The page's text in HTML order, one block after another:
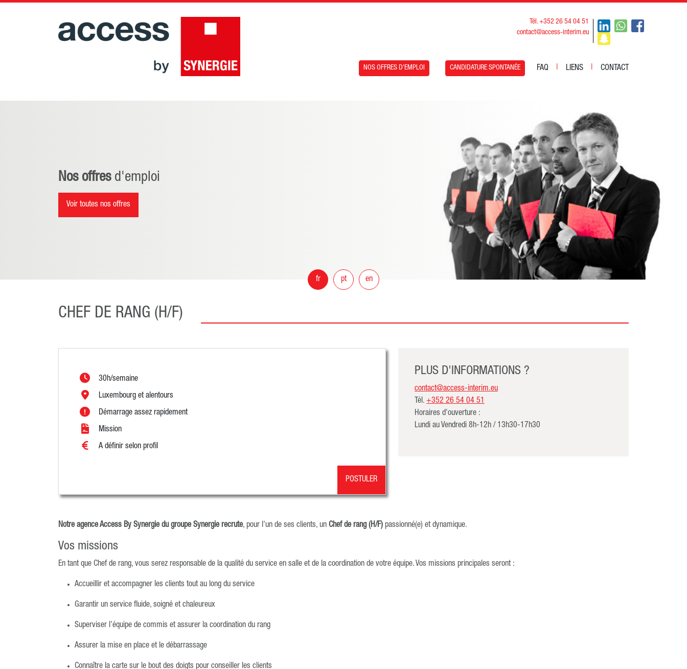
Tél. +352 26 54 04 51
contact@access-interim.eu
NOS OFFRES D'EMPLOI CANDIDATURE SPONTANÉE FAQ | LIENS | CONTACT
Nos offresd'emploi
Voir toutes nos offres
fr pt en
CHEF DE RANG (H/F)
30h/semaine
Luxembourg et alentours
Démarrage assez rapidement
Mission
A définir selon profil
POSTULER
PLUS D'INFORMATIONS ?
contact@access-interim.eu
Tél. +352 26 54 04 51
Horaires d'ouverture :
Lundi au Vendredi 8h-12h / 13h30-17h30
Notre agence Access By Synergie du groupe Synergie recrute, pour l’un de ses clients, un Chef de rang (H/F) passionné(e) et dynamique.
Vos missions
En tant que Chef de rang, vous serez responsable de la qualité du service en salle et de la coordination de votre équipe. Vos missions principales seront :
Accueillir et accompagner les clients tout au long du service
Garantir un service fluide, soigné et chaleureux
Superviser l’équipe de commis et assurer la coordination du rang
Assurer la mise en place et le débarrassage
Connaître la carte sur le bout des doigts pour conseiller les clients